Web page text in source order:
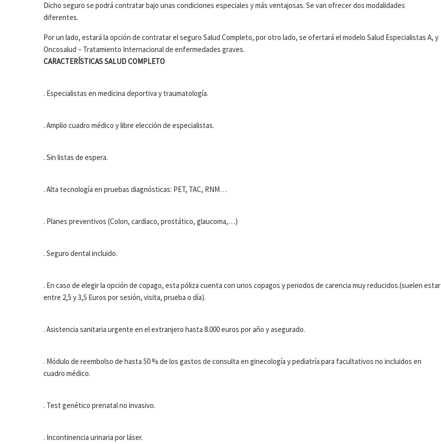
Dicho seguro se podrá contratar bajo unas condiciones especiales y más ventajosas. Se van ofrecer dos modalidades
diferentes.
Por un lado, estará la opción de contratar el seguro Salud Completo, por otro lado, se ofertará el modelo Salud Especialistas A, y
Oncosalud – Tratamiento Internacional de enfermedades graves.
CARACTERÍSTICAS SALUD COMPLETO
. Especialistas en medicina deportiva y traumatología.
. Amplio cuadro médico y libre elección de especialistas.
. Sin listas de espera.
. Alta tecnología en pruebas diagnósticas: PET, TAC, RNM…
. Planes preventivos (Colon, cardiaco, prostático, glaucoma,…)
. Seguro dental incluido.
. En caso de elegir la opción de copago, esta póliza cuenta con unos copagos y periodos de carencia muy reducidos.(suelen estar
entre 2,5 y 3,5 Euros por sesión, visita, prueba o día).
. Asistencia sanitaria urgente en el extranjero hasta 8.000 euros por año y asegurado.
. Módulo de reembolso de hasta 50 % de los gastos de consulta en ginecología y pediatría para facultativos no incluidos en
cuadro médico.
. Test genético prenatal no invasivo.
. Incontinencia urinaria por láser.